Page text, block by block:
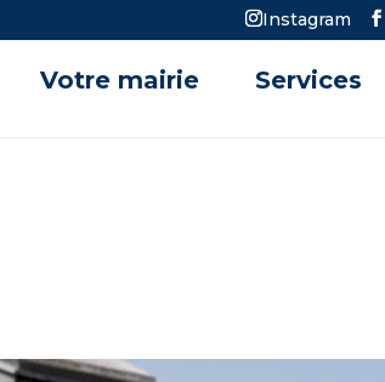
Instagram
Votre mairie Services